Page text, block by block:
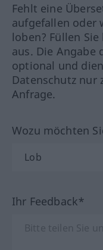
Fehlt eine
aufgefallen oder
loben? Füllen
aus. Die Angabe
optional und
Datenschutz nur
Anfrage.
Wozu möchten
Ihr Feedback*